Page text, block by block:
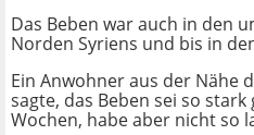
Das Beben war auch in den
Norden Syriens und bis in
Ein Anwohner aus der Nähe
sagte, das Beben sei so stark
Wochen, habe aber nicht so